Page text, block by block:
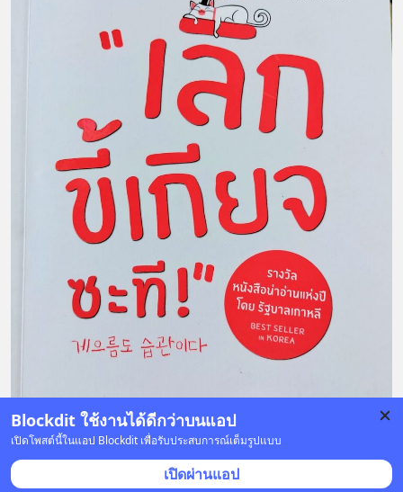
Blockdit ใช้งานได้ดีกว่าบนแอป
เปิดโพสต์นี้ในแอป Blockdit เพื่อรับประสบการณ์เต็มรูปแบบ
เปิดผ่านแอป
12 บันทึก 21 34 25